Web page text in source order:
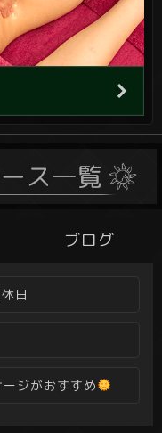
ブログ
日
ジがおすすめ